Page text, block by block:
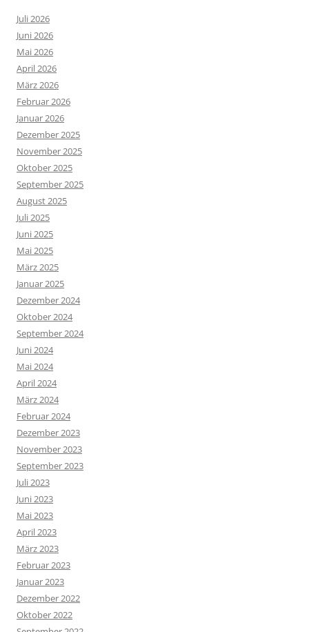
Juli 2026
Juni 2026
Mai 2026
April 2026
März 2026
Februar 2026
Januar 2026
Dezember 2025
November 2025
Oktober 2025
September 2025
August 2025
Juli 2025
Juni 2025
Mai 2025
März 2025
Januar 2025
Dezember 2024
Oktober 2024
September 2024
Juni 2024
Mai 2024
April 2024
März 2024
Februar 2024
Dezember 2023
November 2023
September 2023
Juli 2023
Juni 2023
Mai 2023
April 2023
März 2023
Februar 2023
Januar 2023
Dezember 2022
Oktober 2022